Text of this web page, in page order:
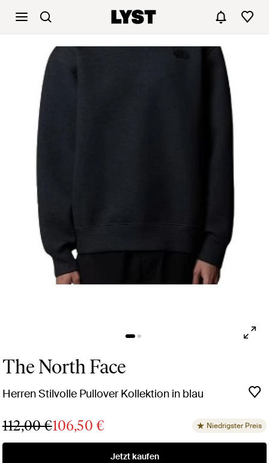
The North Face
Herren Stilvolle Pullover Kollektion in blau
112,00 €106,50 € Niedrigster Preis
Jetzt kaufen